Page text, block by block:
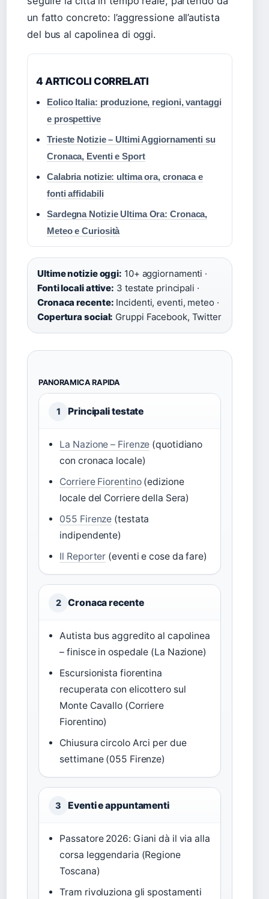
un fatto concreto: l’aggressione all’autista
del bus al capolinea di oggi.
4 ARTICOLI CORRELATI
Eolico Italia: produzione, regioni, vantaggi
e prospettive
Trieste Notizie – Ultimi Aggiornamenti su
Cronaca, Eventi e Sport
Calabria notizie: ultima ora, cronaca e
fonti affidabili
Sardegna Notizie Ultima Ora: Cronaca,
Meteo e Curiosità
Ultime notizie oggi: 10+ aggiornamenti ·
Fonti locali attive: 3 testate principali ·
Cronaca recente: Incidenti, eventi, meteo ·
Copertura social: Gruppi Facebook, Twitter
PANORAMICA RAPIDA
1 Principali testate
La Nazione – Firenze (quotidiano
con cronaca locale)
Corriere Fiorentino(edizione
locale del Corriere della Sera)
055 Firenze (testata
indipendente)
Il Reporter (eventi e cose da fare)
2 Cronaca recente
Autista bus aggredito al capolinea
– finisce in ospedale (La Nazione)
Escursionista fiorentina
recuperata con elicottero sul
Monte Cavallo (Corriere
Fiorentino)
Chiusura circolo Arci per due
settimane (055 Firenze)
3 Eventi e appuntamenti
Passatore 2026: Giani dà il via alla
corsa leggendaria (Regione
Toscana)
Tram rivoluziona gli spostamenti